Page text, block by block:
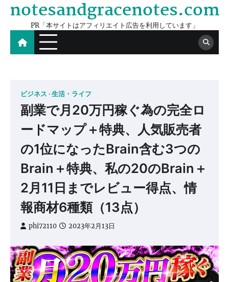
Skip
content
notesandgracenotes.com
PR「本サイトはアフィリエイト広告を利用しています」
ビジネス 生活・ライフ
副業で月20万円稼ぐ為の完全ロ
ードマップ＋特典、人気販売者
の1位になったBrain含む3つの
Brain＋特典、私の20のBrain＋
2月11日までレビュー得点、情
報商材6種類（13点）
phi72110 2023年2月13日